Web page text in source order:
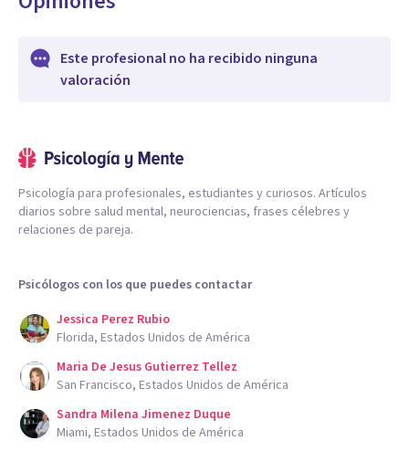
Este profesional no ha recibido ninguna
valoración
Psicología para profesionales, estudiantes y curiosos. Artículos
diarios sobre salud mental, neurociencias, frases célebres y
relaciones de pareja.
Psicólogos con los que puedes contactar
Jessica Perez Rubio
Florida, Estados Unidos de América
Maria De Jesus Gutierrez Tellez
San Francisco, Estados Unidos de América
Sandra Milena Jimenez Duque
Miami, Estados Unidos de América